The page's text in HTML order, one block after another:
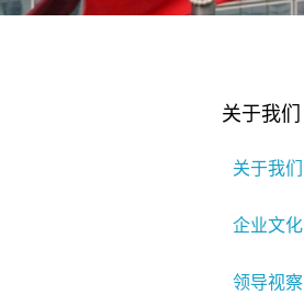
关于我们
关于我们
企业文化
领导视察